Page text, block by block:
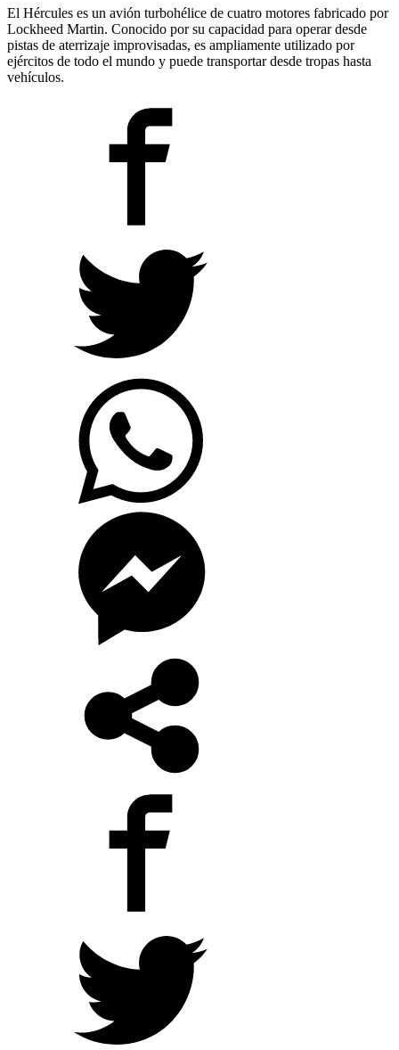
El Hércules es un avión turbohélice de cuatro motores fabricado por
Lockheed Martin. Conocido por su capacidad para operar desde
pistas de aterrizaje improvisadas, es ampliamente utilizado por
ejércitos de todo el mundo y puede transportar desde tropas hasta
vehículos.